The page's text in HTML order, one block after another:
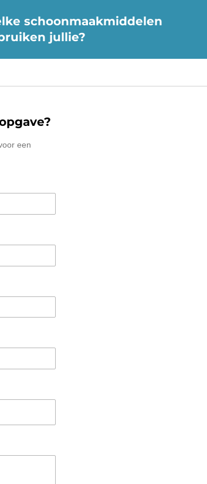
schoonmaakmiddelen
jullie?
een